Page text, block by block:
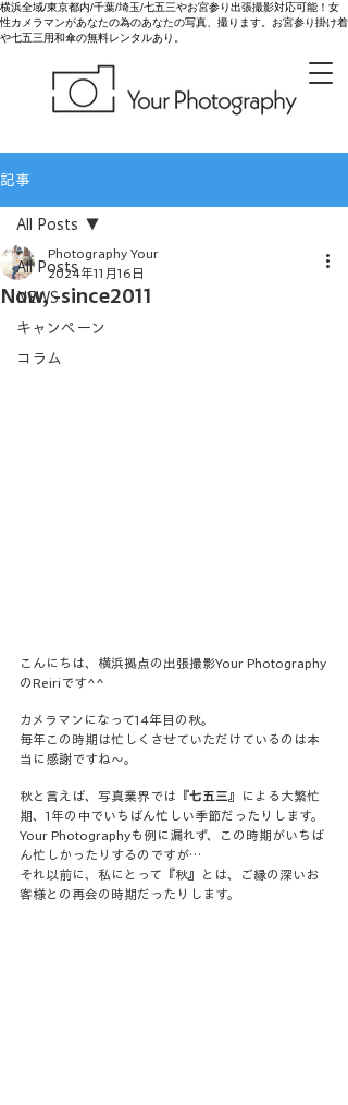
横浜全域/東京都内/千葉/埼玉/七五三やお宮参り出張撮影対応可能！女
性カメラマンがあなたの為のあなたの写真、撮ります。お宮参り掛け着
や七五三用和傘の無料レンタルあり。
記事
All Posts
NEWS
キャンペーン
コラム
All Posts
Now, -since2011
Photography Your
2024年11月16日
こんにちは、横浜拠点の出張撮影Your Photography
のReiriです^^
カメラマンになって14年目の秋。
毎年この時期は忙しくさせていただけているのは本
当に感謝ですね〜。
秋と言えば、写真業界では『七五三 』による大繁忙
期、1年の中でいちばん忙しい季節だったりします。
Your Photographyも例に漏れず、この時期がいちば
ん忙しかったりするのですが…
それ以前に、私にとって『秋』とは、ご縁の深いお
客様との再会の時期だったりします。